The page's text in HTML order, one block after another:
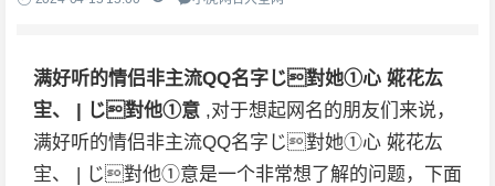
满好听的情侣非主流QQ名字じ對她①心 婲花厷
宔、 | じ對他①意 ,对于想起网名的朋友们来说，
满好听的情侣非主流QQ名字じ對她①心 婲花厷
宔、 | じ對他①意是一个非常想了解的问题，下面